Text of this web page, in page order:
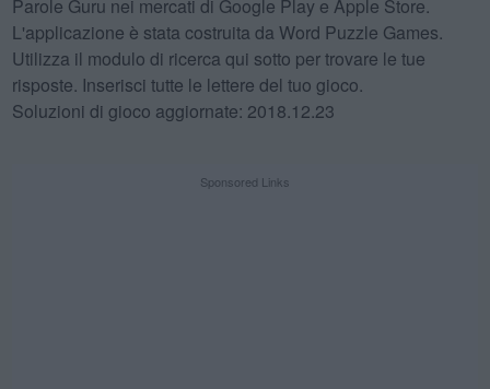
Parole Guru nei mercati di Google Play e Apple Store.
L'applicazione è stata costruita da Word Puzzle Games.
Utilizza il modulo di ricerca qui sotto per trovare le tue
risposte. Inserisci tutte le lettere del tuo gioco.
Soluzioni di gioco aggiornate: 2018.12.23
Sponsored Links